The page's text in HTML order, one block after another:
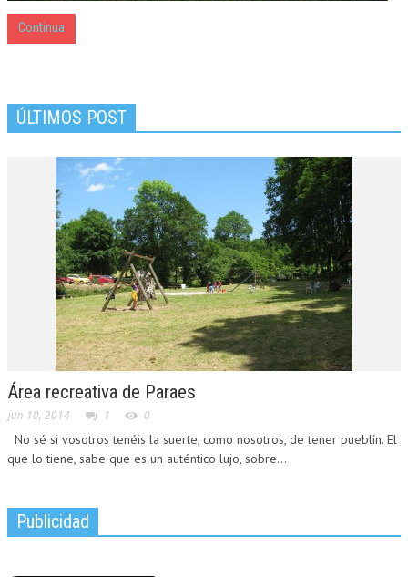
Continua
ÚLTIMOS POST
Área recreativa de Paraes
jun 10, 2014 1 0
No sé si vosotros tenéis la suerte, como nosotros, de tener pueblín. El
que lo tiene, sabe que es un auténtico lujo, sobre...
Publicidad